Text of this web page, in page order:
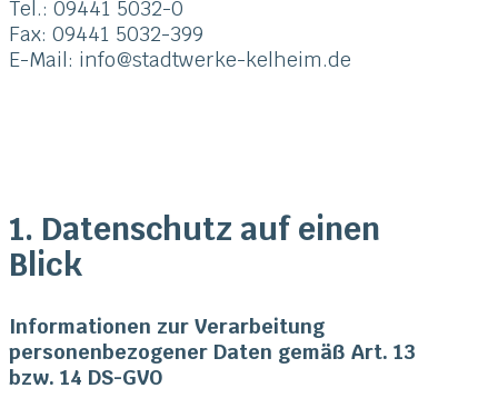
Tel.: 09441 5032-0
Fax: 09441 5032-399
E-Mail: info@stadtwerke-kelheim.de
1. Datenschutz auf einen
Blick
Informationen zur Verarbeitung
personenbezogener Daten gemäß Art. 13
bzw. 14 DS-GVO